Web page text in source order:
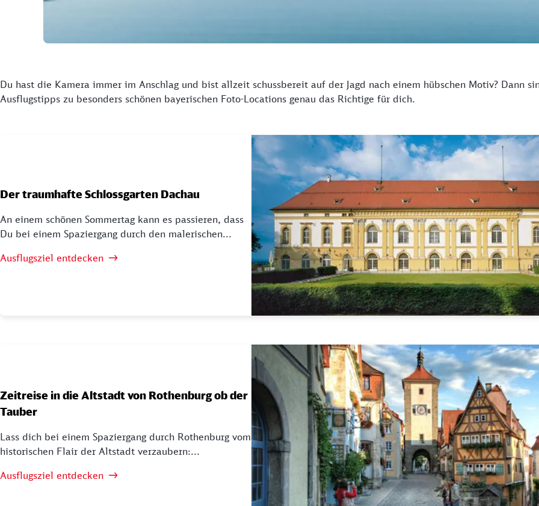
Du hast die Kamera immer im Anschlag und bist allzeit schussbereit auf der Jagd nach einem hübschen Motiv? Dann
Ausflugstipps zu besonders schönen bayerischen Foto-Locations genau das Richtige für dich.
Der traumhafte Schlossgarten Dachau
An einem schönen Sommertag kann es passieren, dass
Du bei einem Spaziergang durch den malerischen...
Ausflugsziel entdecken
Zeitreise in die Altstadt von Rothenburg ob der
Tauber
Lass dich bei einem Spaziergang durch Rothenburg vom
historischen Flair der Altstadt verzaubern:...
Ausflugsziel entdecken